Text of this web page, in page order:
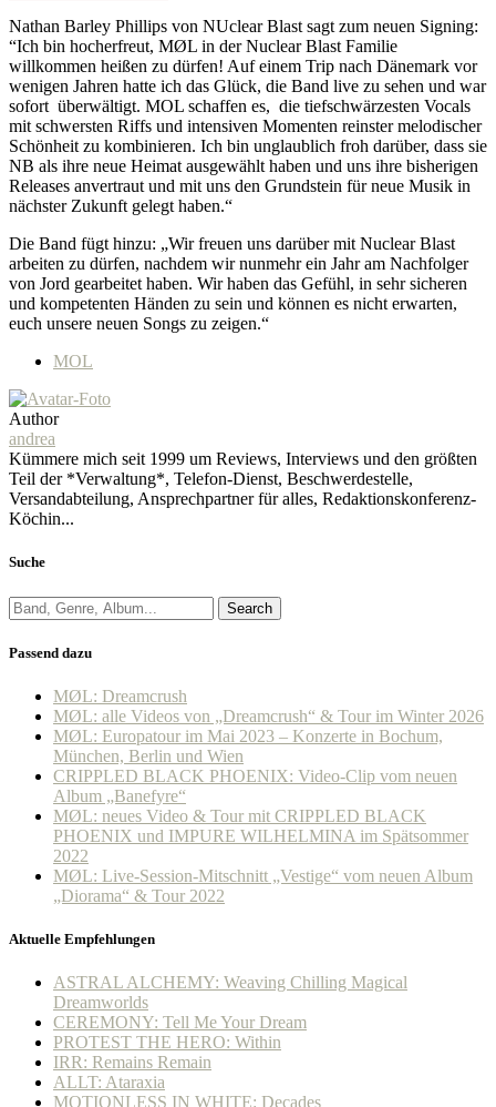
Nathan Barley Phillips von NUclear Blast sagt zum neuen Signing:
“Ich bin hocherfreut, MØL in der Nuclear Blast Familie
willkommen heißen zu dürfen! Auf einem Trip nach Dänemark vor
wenigen Jahren hatte ich das Glück, die Band live zu sehen und war
sofort überwältigt. MOL schaffen es, die tiefschwärzesten Vocals
mit schwersten Riffs und intensiven Momenten reinster melodischer
Schönheit zu kombinieren. Ich bin unglaublich froh darüber, dass sie
NB als ihre neue Heimat ausgewählt haben und uns ihre bisherigen
Releases anvertraut und mit uns den Grundstein für neue Musik in
nächster Zukunft gelegt haben.“
Die Band fügt hinzu: „Wir freuen uns darüber mit Nuclear Blast
arbeiten zu dürfen, nachdem wir nunmehr ein Jahr am Nachfolger
von Jord gearbeitet haben. Wir haben das Gefühl, in sehr sicheren
und kompetenten Händen zu sein und können es nicht erwarten,
euch unsere neuen Songs zu zeigen.“
MOL
Author
andrea
Kümmere mich seit 1999 um Reviews, Interviews und den größten
Teil der *Verwaltung*, Telefon-Dienst, Beschwerdestelle,
Versandabteilung, Ansprechpartner für alles, Redaktionskonferenz-
Köchin...
Suche
Search
Passend dazu
MØL: Dreamcrush
MØL: alle Videos von „Dreamcrush“ & Tour im Winter 2026
MØL: Europatour im Mai 2023 – Konzerte in Bochum,
München, Berlin und Wien
CRIPPLED BLACK PHOENIX: Video-Clip vom neuen
Album „Banefyre“
MØL: neues Video & Tour mit CRIPPLED BLACK
PHOENIX und IMPURE WILHELMINA im Spätsommer
2022
MØL: Live-Session-Mitschnitt „Vestige“ vom neuen Album
„Diorama“ & Tour 2022
Aktuelle Empfehlungen
ASTRAL ALCHEMY: Weaving Chilling Magical
Dreamworlds
CEREMONY: Tell Me Your Dream
PROTEST THE HERO: Within
IRR: Remains Remain
ALLT: Ataraxia
MOTIONLESS IN WHITE: Decades